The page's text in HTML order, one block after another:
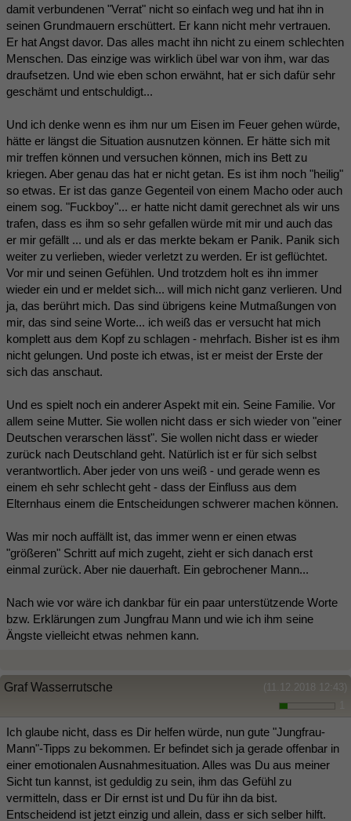
damit verbundenen "Verrat" nicht so einfach weg und hat ihn in
seinen Grundmauern erschüttert. Er kann nicht mehr vertrauen.
Er hat Angst davor. Das alles macht ihn nicht zu einem schlechten
Menschen. Das einzige was wirklich übel war von ihm, war das
draufsetzen. Und wie eben schon erwähnt, hat er sich dafür sehr
geschämt und entschuldigt...
Und ich denke wenn es ihm nur um Eisen im Feuer gehen würde,
hätte er längst die Situation ausnutzen können. Er hätte sich mit
mir treffen können und versuchen können, mich ins Bett zu
kriegen. Aber genau das hat er nicht getan. Es ist ihm noch "heilig"
so etwas. Er ist das ganze Gegenteil von einem Macho oder auch
einem sog. "Fuckboy"... er hatte nicht damit gerechnet als wir uns
trafen, dass es ihm so sehr gefallen würde mit mir und auch das
er mir gefällt ... und als er das merkte bekam er Panik. Panik sich
weiter zu verlieben, wieder verletzt zu werden. Er ist geflüchtet.
Vor mir und seinen Gefühlen. Und trotzdem holt es ihn immer
wieder ein und er meldet sich... will mich nicht ganz verlieren. Und
ja, das berührt mich. Das sind übrigens keine Mutmaßungen von
mir, das sind seine Worte... ich weiß das er versucht hat mich
komplett aus dem Kopf zu schlagen - mehrfach. Bisher ist es ihm
nicht gelungen. Und poste ich etwas, ist er meist der Erste der
sich das anschaut.
Und es spielt noch ein anderer Aspekt mit ein. Seine Familie. Vor
allem seine Mutter. Sie wollen nicht dass er sich wieder von "einer
Deutschen verarschen lässt". Sie wollen nicht dass er wieder
zurück nach Deutschland geht. Natürlich ist er für sich selbst
verantwortlich. Aber jeder von uns weiß - und gerade wenn es
einem eh sehr schlecht geht - dass der Einfluss aus dem
Elternhaus einem die Entscheidungen schwerer machen können.
Was mir noch auffällt ist, das immer wenn er einen etwas
"größeren" Schritt auf mich zugeht, zieht er sich danach erst
einmal zurück. Aber nie dauerhaft. Ein gebrochener Mann...
Nach wie vor wäre ich dankbar für ein paar unterstützende Worte
bzw. Erklärungen zum Jungfrau Mann und wie ich ihm seine
Ängste vielleicht etwas nehmen kann.
(11.12.2018 12:43)
Graf Wasserrutsche
Ich glaube nicht, dass es Dir helfen würde, nun gute "Jungfrau-
Mann"-Tipps zu bekommen. Er befindet sich ja gerade offenbar in
einer emotionalen Ausnahmesituation. Alles was Du aus meiner
Sicht tun kannst, ist geduldig zu sein, ihm das Gefühl zu
vermitteln, dass er Dir ernst ist und Du für ihn da bist.
Entscheidend ist jetzt einzig und allein, dass er sich selber hilft.